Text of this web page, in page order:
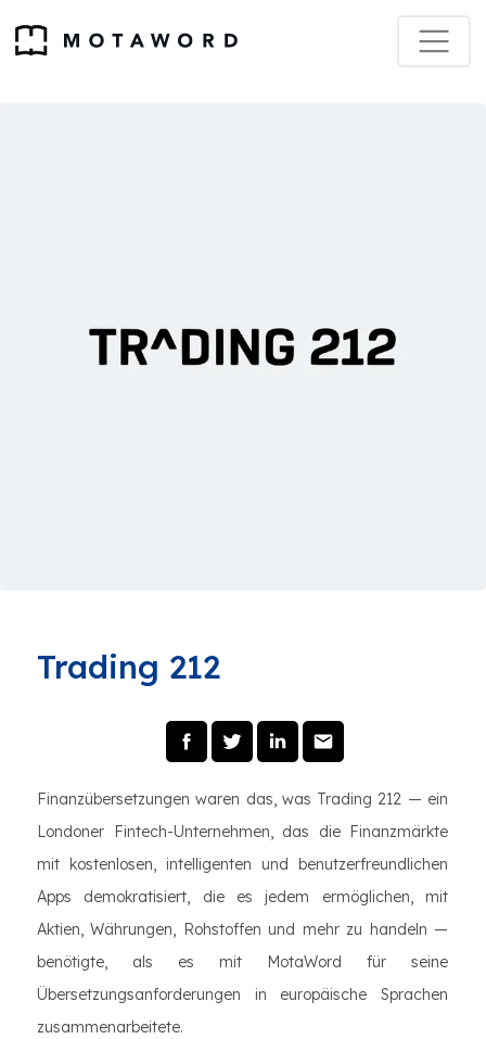
Trading 212
Finanzübersetzungen waren das, was Trading 212 — ein
Londoner Fintech-Unternehmen, das die Finanzmärkte
mit kostenlosen, intelligenten und benutzerfreundlichen
Apps demokratisiert, die es jedem ermöglichen, mit
Aktien, Währungen, Rohstoffen und mehr zu handeln —
benötigte, als es mit MotaWord für seine
Übersetzungsanforderungen in europäische Sprachen
zusammenarbeitete.